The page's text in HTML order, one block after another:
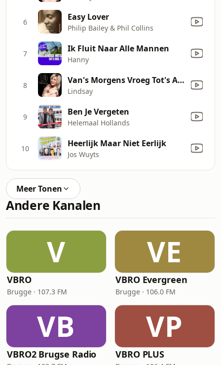
6 Easy Lover
Philip Bailey & Phil Collins
7 Ik Fluit Naar Alle Mannen
Hanny
8 Van's Morgens Vroeg Tot's Avonds Laat
Lindsay
9 Ben Je Vergeten
Helemaal Hollands
10 Heerlijk Maar Niet Eerlijk
Jos Wuyts
Meer Tonen
Andere Kanalen
V
VBRO
Brugge · 107.3 FM
VE
VBRO Evergreen
Brugge · 106.0 FM
VB
VBRO2 Brugse Radio
VP
VBRO PLUS